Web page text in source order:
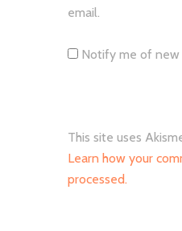
email.
Notify me of new
This site uses
Learn how your
processed.